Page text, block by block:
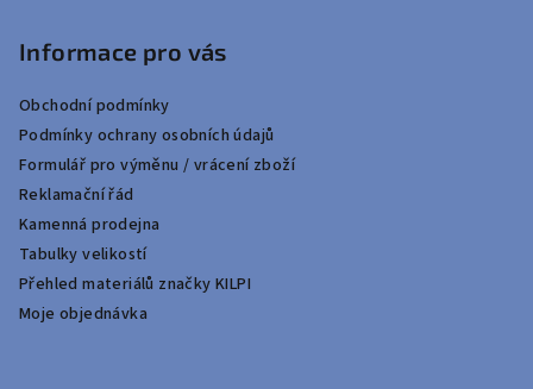
Informace pro vás
Obchodní podmínky
Podmínky ochrany osobních údajů
Formulář pro výměnu / vrácení zboží
Reklamační řád
Kamenná prodejna
Tabulky velikostí
Přehled materiálů značky KILPI
Moje objednávka